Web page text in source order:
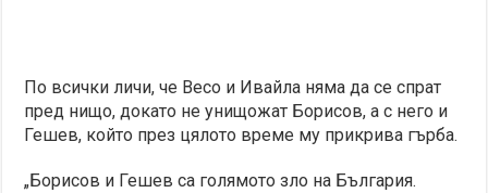
По всички личи, че Весо и Ивайла няма да се спрат
пред нищо, докато не унищожат Борисов, а с него и
Гешев, който през цялото време му прикрива гърба.
„Борисов и Гешев са голямото зло на България.